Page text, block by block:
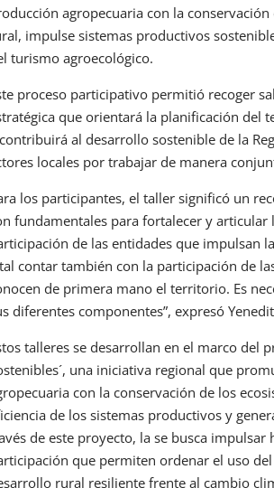
agropecuaria con la
impulse sistemas productivos
turismo agroecológico.
proceso participativo permitió recoger
que orientará la planificación del
al desarrollo sostenible de la
locales por trabajar de manera
los participantes, el taller significó un
fundamentales para fortalecer y
de las entidades que impulsan
contar también con la participación de
de primera mano el territorio. Es
diferentes componentes”, expresó
talleres se desarrollan en el marco del
una iniciativa regional que
con la conservación de los
de los sistemas productivos y
de este proyecto, la se busca
que permiten ordenar el uso
rural resiliente frente al cambio